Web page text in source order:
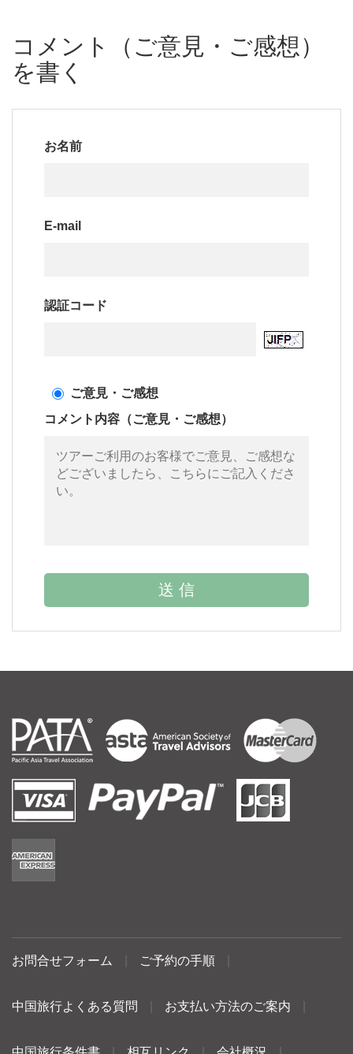
コメント（ご意見・ご感想）
を書く
お名前
E-mail
認証コード
ご意見・ご感想
コメント内容（ご意見・ご感想）
お問合せフォーム ご予約の手順
中国旅行よくある質問 お支払い方法のご案内